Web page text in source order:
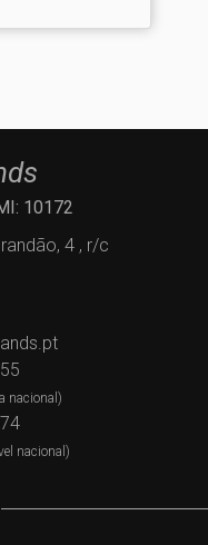
10172
4 , r/c
nacional)
nacional)